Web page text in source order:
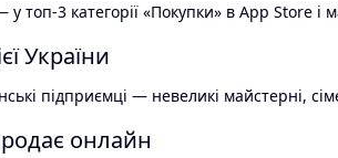
у топ-3 категорії «Покупки» в App Store
України
підприємці — невеликі майстерні,
онлайн